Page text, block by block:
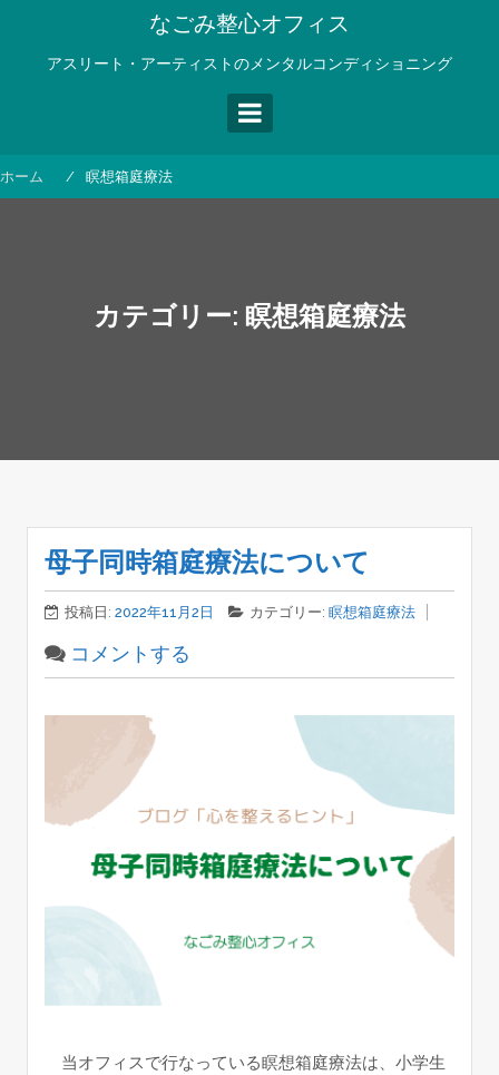
キ
なごみ整心オフィス
アスリート・アーティストのメンタルコンディショニング
ホーム 瞑想箱庭療法
カテゴリー: 瞑想箱庭療法
母子同時箱庭療法について
投稿日: 2022年11月2日 カテゴリー: 瞑想箱庭療法
コメントする
当オフィスで行なっている瞑想箱庭療法は、小学生